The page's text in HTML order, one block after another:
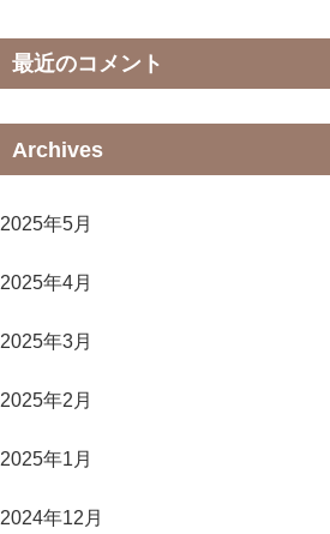
最近のコメント
Archives
2025年5月
2025年4月
2025年3月
2025年2月
2025年1月
2024年12月